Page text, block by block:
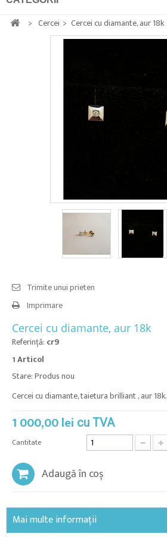
> Cercei > Cercei cu diamante, aur 18k
Trimite unui prieten
Imprimare
Cercei cu diamante, aur 18k
Referinţă: cr9
1Articol
Stare:Produs nou
Cercei cu diamante, taietura brilliant , aur 18k.
1 000,00 lei cu TVA
Cantitate
Adaugă în coș
Mai multe informații